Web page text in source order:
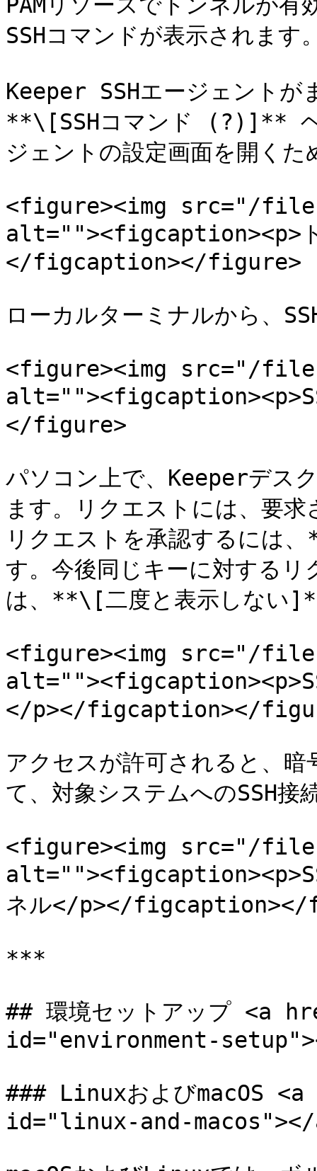
SSHコマンドが表示されます
Keeper SSHエージェントが
**\[SSHコマンド (?)]** ヘ
ジェントの設定画面を開く
<figure><img src="/
alt=""><figcaption><p>ト
</figcaption></figure>
ローカルターミナルから、
<figure><img src="/files/
</figure>
パソコン上で、Keeperデス
ます。リクエストには、要
リクエストを承認するに
す。今後同じキーに対するリ
は、**\[二度と表示しない
<figure><img src="/files/
</p></figcaption></
アクセスが許可されると、
て、対象システムへのSSH接
<figure><img src="/files/
ネル</p></
***
## 環境セットアップ <a
id="environment-
### LinuxおよびmacOS
id="linux-and-macos"></